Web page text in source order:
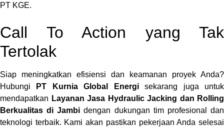
PT KGE.
Call To Action yang Tak
Tertolak
Siap meningkatkan efisiensi dan keamanan proyek Anda?
Hubungi
PT Kurnia Global Energisekarang juga untuk
mendapatkan Layanan Jasa Hydraulic Jacking dan Rolling
Berkualitas di Jambi dengan dukungan tim profesional dan
teknologi terbaik. Kami akan pastikan pekerjaan Anda selesai